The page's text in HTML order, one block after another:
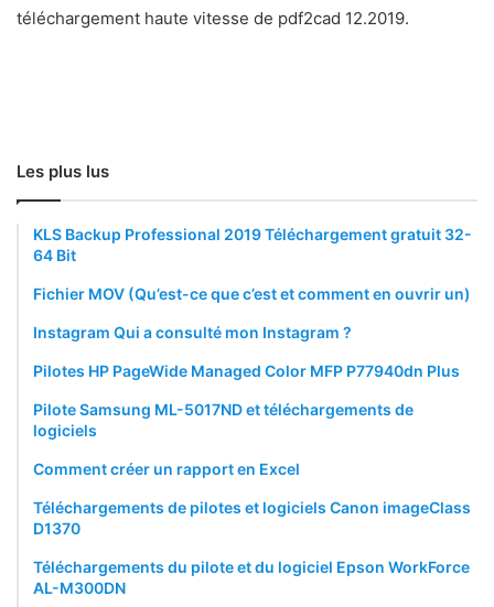
téléchargement haute vitesse de pdf2cad 12.2019.
Les plus lus
KLS Backup Professional 2019 Téléchargement gratuit 32-
64 Bit
Fichier MOV (Qu’est-ce que c’est et comment en ouvrir un)
Instagram Qui a consulté mon Instagram ?
Pilotes HP PageWide Managed Color MFP P77940dn Plus
Pilote Samsung ML-5017ND et téléchargements de
logiciels
Comment créer un rapport en Excel
Téléchargements de pilotes et logiciels Canon imageClass
D1370
Téléchargements du pilote et du logiciel Epson WorkForce
AL-M300DN